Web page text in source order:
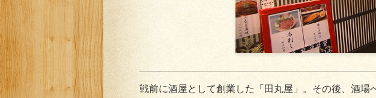
戦前に酒屋として創業した「田丸屋」。その後、酒